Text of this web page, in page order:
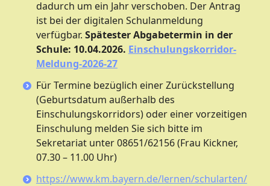
dadurch um ein Jahr verschoben. Der Antrag
ist bei der digitalen Schulanmeldung
verfügbar. Spätester Abgabetermin in der
Schule: 10.04.2026. Einschulungskorridor-
Meldung-2026-27
Für Termine bezüglich einer Zurückstellung
(Geburtsdatum außerhalb des
Einschulungskorridors) oder einer vorzeitigen
Einschulung melden Sie sich bitte im
Sekretariat unter 08651/62156 (Frau Kickner,
07.30 – 11.00 Uhr)
https://www.km.bayern.de/lernen/schularten/